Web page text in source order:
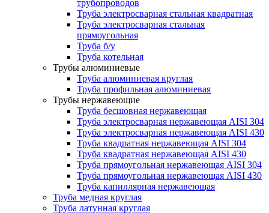
трубопроводов
Труба электросварная стальная квадратная
Труба электросварная стальная
прямоугольная
Труба б/у
Труба котельная
Трубы алюминиевые
Труба алюминиевая круглая
Труба профильная алюминиевая
Трубы нержавеющие
Труба бесшовная нержавеющая
Труба электросварная нержавеющая AISI 304
Труба электросварная нержавеющая AISI 430
Труба квадратная нержавеющая AISI 304
Труба квадратная нержавеющая AISI 430
Труба прямоугольная нержавеющая AISI 304
Труба прямоугольная нержавеющая AISI 430
Труба капиллярная нержавеющая
Труба медная круглая
Труба латунная круглая